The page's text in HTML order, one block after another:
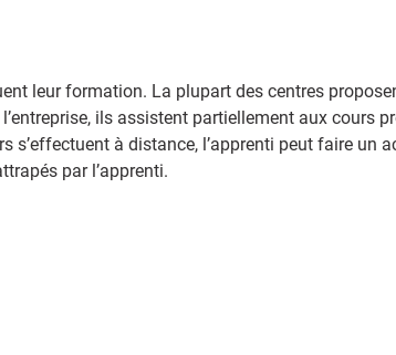
leur formation. La plupart des centres
ils assistent partiellement aux cours
s’effectuent à distance, l’apprenti peut faire un
par l’apprenti.